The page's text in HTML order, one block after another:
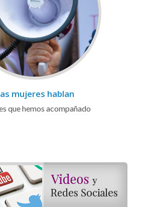
mujeres hablan
que hemos acompañado